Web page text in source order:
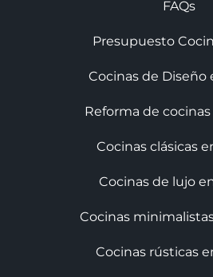
FAQs
Presupuesto
Cocinas de Diseño
Reforma de cocinas
Cocinas clásicas
Cocinas de lujo
Cocinas
Cocinas rústicas